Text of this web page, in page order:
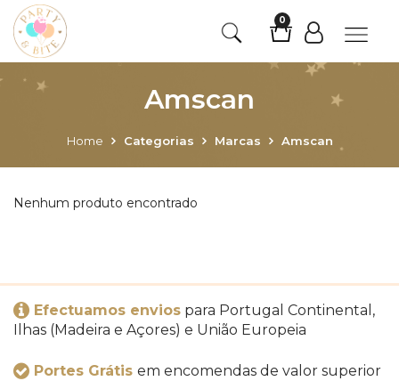
0
Amscan
Home Categorias Marcas Amscan
Nenhum produto encontrado
Efectuamos envios para Portugal Continental,
Ilhas (Madeira e Açores) e União Europeia
Portes Grátis em encomendas de valor superior